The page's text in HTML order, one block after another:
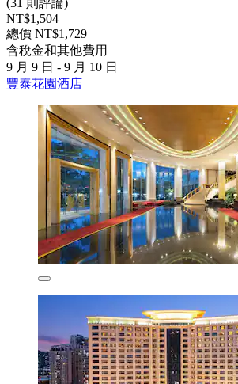
NT$1,504
總價 NT$1,729
含稅金和其他費用
9 月 9 日 - 9 月 10 日
豐泰花園酒店